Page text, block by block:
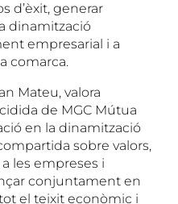
d’èxit, generar
dinamització
empresarial i a
comarca.
Mateu, valora
de MGC Mútua
en la dinamització
sobre valors,
les empreses i
conjuntament en
el teixit econòmic i